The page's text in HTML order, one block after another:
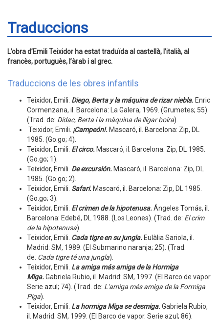
Traduccions
L’obra d’Emili Teixidor ha estat traduïda al castellà, l’italià, al
francès, portuguès, l’àrab i al grec.
Traduccions de les obres infantils
Teixidor, Emili. Diego, Berta y la máquina de rizar niebla. Enric
Cormenzana, il. Barcelona: La Galera, 1969. (Grumetes; 55).
(Trad. de: Dídac, Berta i la màquina de lligar boira).
Teixidor, Emili. ¡Campeón!. Mascaró, il. Barcelona: Zip, DL
1985. (Go.go; 4).
Teixidor, Emili. El circo. Mascaró, il. Barcelona: Zip, DL 1985.
(Go.go; 1).
Teixidor, Emili. De excursión. Mascaró, il. Barcelona: Zip, DL
1985. (Go.go; 2).
Teixidor, Emili. Safari. Mascaró, il. Barcelona: Zip, DL 1985.
(Go.go; 3).
Teixidor, Emili. El crimen de la hipotenusa.Ángeles Tomás, il.
Barcelona: Edebé, DL 1988. (Los Leones). (Trad. de: El crim
de la hipotenusa).
Teixidor, Emili. Cada tigre en su jungla. Eulàlia Sariola, il.
Madrid: SM, 1989. (El Submarino naranja; 25). (Trad.
de: Cada tigre té una jungla).
Teixidor, Emili. La amiga más amiga de la Hormiga
Miga.Gabriela Rubio, il. Madrid: SM, 1997. (El Barco de vapor.
Serie azul; 74). (Trad. de: L'amiga més amiga de la Formiga
Piga).
Teixidor, Emili. La hormiga Miga se desmiga.Gabriela Rubio,
il. Madrid: SM, 1999. (El Barco de vapor. Serie azul; 86).